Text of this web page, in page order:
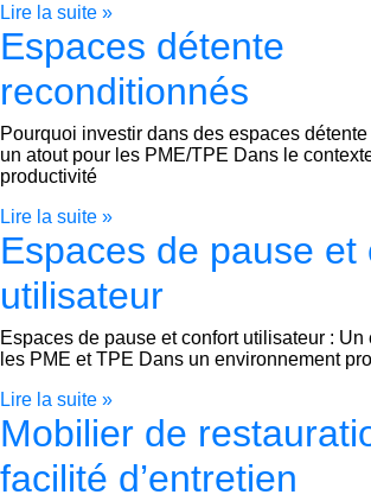
Lire la suite »
Espaces détente
reconditionnés
Pourquoi investir dans des espaces
un atout pour les PME/TPE Dans le
productivité
Lire la suite »
Espaces de pause et
utilisateur
Espaces de pause et confort utilisateur :
les PME et TPE Dans un environnement
Lire la suite »
Mobilier de
facilité d’entretien